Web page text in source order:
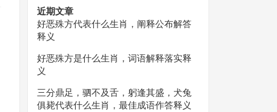
近期文章
好恶殊方代表什么生肖，阐释公布解答
释义
好恶殊方是什么生肖，词语解释落实释
义
三分鼎足，驷不及舌，躬逢其盛，犬兔
俱毙代表什么生肖，最佳成语作答释义